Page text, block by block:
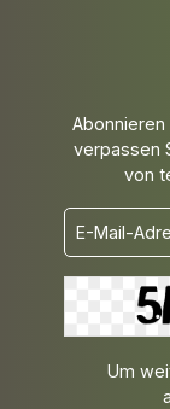
verpassen
von
Um